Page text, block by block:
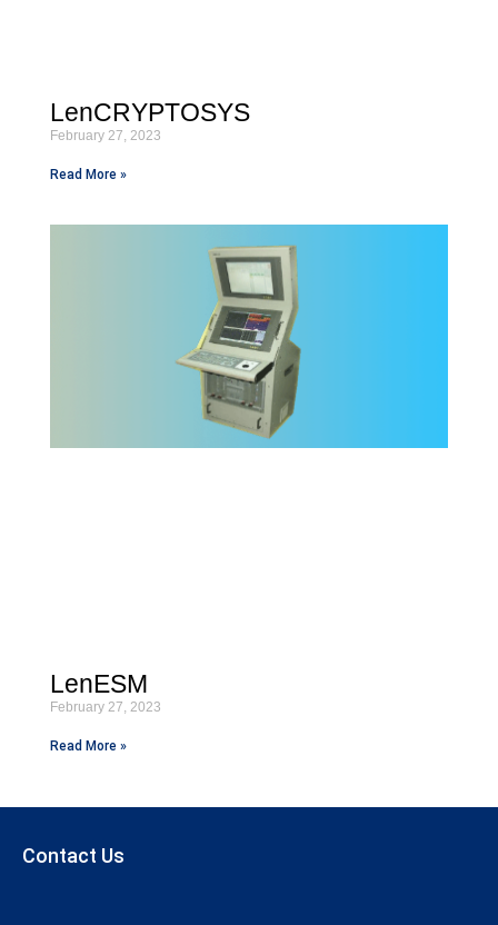
LenCRYPTOSYS
February 27, 2023
Read More »
LenESM
February 27, 2023
Read More »
Contact Us